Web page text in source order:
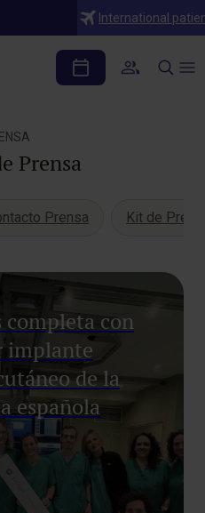
International
Prensa
Prensa Kit de
completa con
implante
de la
española